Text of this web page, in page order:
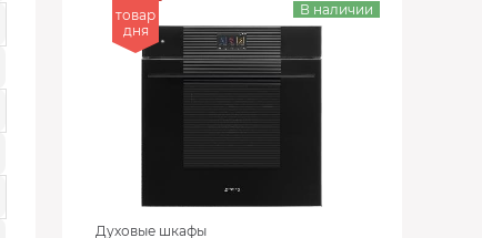
товар
дня
Духовые шкафы
В наличии